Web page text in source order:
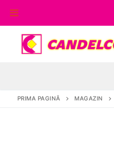
conținut
PRIMA PAGINĂ MAGAZIN